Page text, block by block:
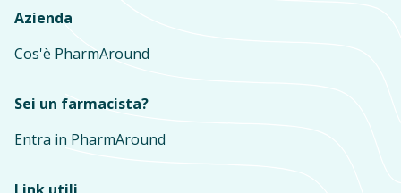
Azienda
Cos'è PharmAround
Sei un farmacista?
Entra in PharmAround